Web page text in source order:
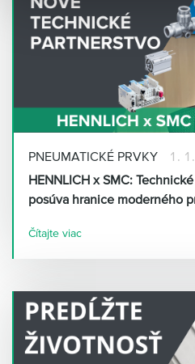
PNEUMATICKÉ PRVKY
1.
HENNLICH x SMC:
posúva hranice moderného
Čítajte viac